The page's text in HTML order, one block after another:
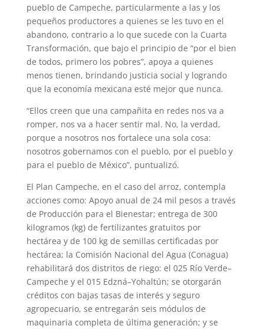
pueblo de Campeche, particularmente a las y los
pequeños productores a quienes se les tuvo en el
abandono, contrario a lo que sucede con la Cuarta
Transformación, que bajo el principio de “por el bien
de todos, primero los pobres”, apoya a quienes
menos tienen, brindando justicia social y logrando
que la economía mexicana esté mejor que nunca.
“Ellos creen que una campañita en redes nos va a
romper, nos va a hacer sentir mal. No, la verdad,
porque a nosotros nos fortalece una sola cosa:
nosotros gobernamos con el pueblo, por el pueblo y
para el pueblo de México”, puntualizó.
El Plan Campeche, en el caso del arroz, contempla
acciones como: Apoyo anual de 24 mil pesos a través
de Producción para el Bienestar; entrega de 300
kilogramos (kg) de fertilizantes gratuitos por
hectárea y de 100 kg de semillas certificadas por
hectárea; la Comisión Nacional del Agua (Conagua)
rehabilitará dos distritos de riego: el 025 Río Verde–
Campeche y el 015 Edzná–Yohaltún; se otorgarán
créditos con bajas tasas de interés y seguro
agropecuario, se entregarán seis módulos de
maquinaria completa de última generación; y se